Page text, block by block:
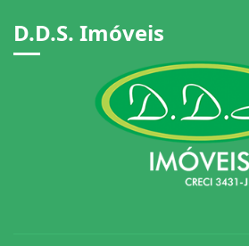
D.D.S. Imóveis